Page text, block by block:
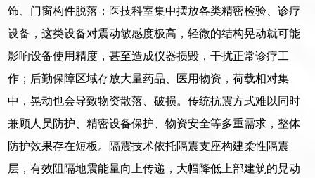
饰、门窗构件脱落；医技科室集中摆放各类精密检验、诊疗
设备，这类设备对震动敏感度极高，轻微的结构晃动就可能
影响设备使用精度，甚至造成仪器损毁，干扰正常诊疗工
作；后勤保障区域存放大量药品、医用物资，荷载相对集
中，晃动也会导致物资散落、破损。传统抗震方式难以同时
兼顾人员防护、精密设备保护、物资安全等多重需求，整体
防护效果存在短板。隔震技术依托隔震支座构建柔性隔震
层，有效阻隔地震能量向上传递，大幅降低上部建筑的晃动